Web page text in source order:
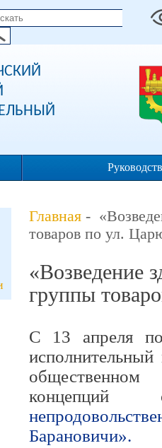
Главная -
товаров по ул.
«Возведение
группы
С 13 апреля по
общественном
концепций
Барановичи».